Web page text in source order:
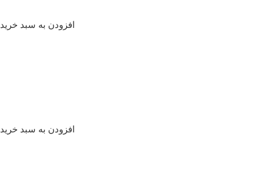
افزودن به سبد خرید
افزودن به سبد خرید